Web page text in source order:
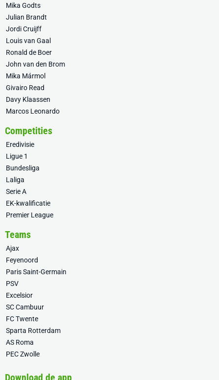
Mika Godts
Julian Brandt
Jordi Cruijff
Louis van Gaal
Ronald de Boer
John van den Brom
Mika Mármol
Givairo Read
Davy Klaassen
Marcos Leonardo
Competities
Eredivisie
Ligue 1
Bundesliga
Laliga
Serie A
EK-kwalificatie
Premier League
Teams
Ajax
Feyenoord
Paris Saint-Germain
PSV
Excelsior
SC Cambuur
FC Twente
Sparta Rotterdam
AS Roma
PEC Zwolle
Download de app